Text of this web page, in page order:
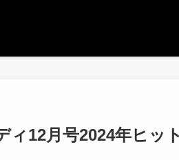
ィ12月号2024年ヒ